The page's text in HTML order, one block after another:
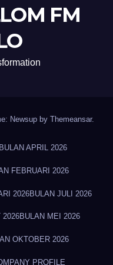
FM
Newsup by Themeansar.
APRIL 2026
FEBRUARI 2026
2026BULAN JULI 2026
2026BULAN MEI 2026
OKTOBER 2026
PROFILE